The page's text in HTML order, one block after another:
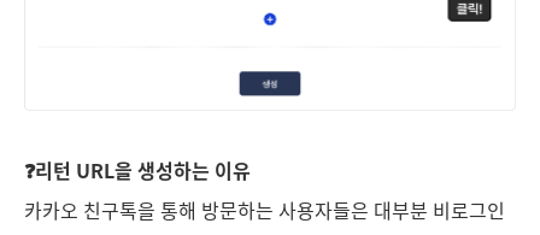
❓리턴 URL을 생성하는 이유
카카오 친구톡을 통해 방문하는 사용자들은 대부분 비로그인